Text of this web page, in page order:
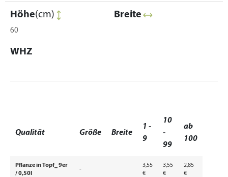
Höhe(cm)
60
Breite
WHZ
Qualität Größe Breite
1 -
9
10
-
99
ab
100
Pflanze in Topf_ 9er
/ 0,50l
-
3,55
€
3,55
€
2,85
€